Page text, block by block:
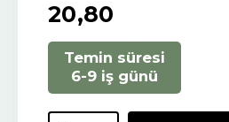
20,80
Temin süresi
6-9 iş günü